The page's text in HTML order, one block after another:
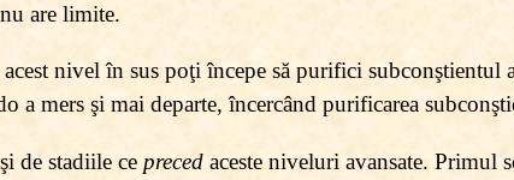
are limite.
acest nivel în sus poţi începe să purifici subconştientul
a mers şi mai departe, încercând purificarea
de stadiile ce preced aceste niveluri avansate.